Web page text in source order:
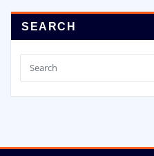
SEARCH